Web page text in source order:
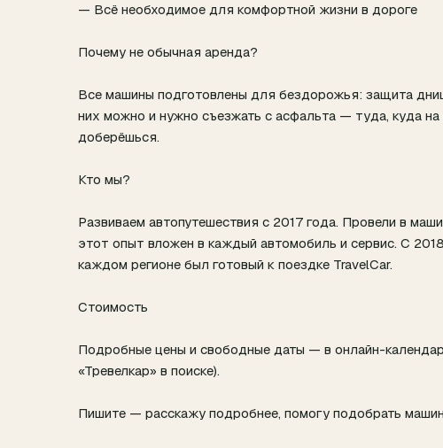
— Всё необходимое для комфортной жизни в дороге
Почему не обычная аренда?
Все машины подготовлены для бездорожья: защита
них можно и нужно съезжать с асфальта — туда, куда
доберёшься.
Кто мы?
Развиваем автопутешествия с 2017 года. Провели в
этот опыт вложен в каждый автомобиль и сервис. С
каждом регионе был готовый к поездке TravelCar.
Стоимость
Подробные цены и свободные даты — в онлайн-
«Тревелкар» в поиске).
Пишите — расскажу подробнее, помогу подобрать